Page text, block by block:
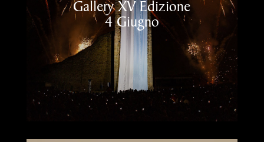
Gallery XV Edizione
4 Giugno